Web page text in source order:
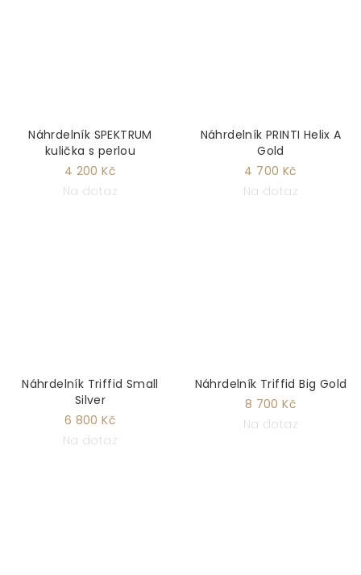
Náhrdelník SPEKTRUM
kulička s perlou
4 200 Kč
Na dotaz
Náhrdelník PRINTI Helix A
Gold
4 700 Kč
Na dotaz
Náhrdelník Triffid Small
Silver
6 800 Kč
Na dotaz
Náhrdelník Triffid Big Gold
8 700 Kč
Na dotaz